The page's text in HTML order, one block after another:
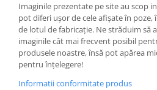
Imaginile prezentate pe site au scop
pot diferi ușor de cele afișate în
de lotul de fabricație. Ne străduim să
imaginile cât mai frecvent posibil
produsele noastre, însă pot apărea
pentru înțelegere!
Informatii conformitate produs